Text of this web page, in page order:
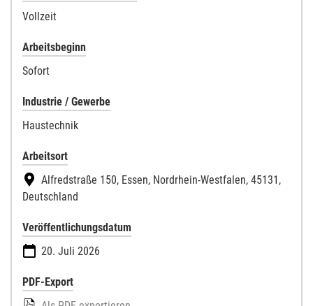
Vollzeit
Arbeitsbeginn
Sofort
Industrie / Gewerbe
Haustechnik
Arbeitsort
Alfredstraße 150, Essen, Nordrhein-Westfalen, 45131,
Deutschland
Veröffentlichungsdatum
20. Juli 2026
PDF-Export